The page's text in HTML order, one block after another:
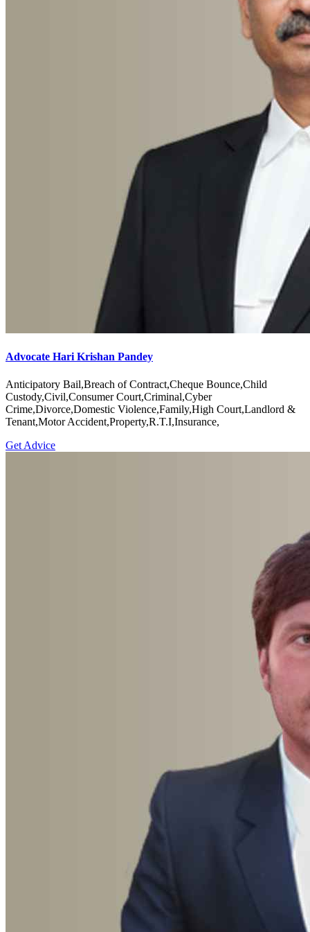
Advocate Hari Krishan Pandey
Anticipatory Bail,Breach of Contract,Cheque Bounce,Child
Custody,Civil,Consumer Court,Criminal,Cyber
Crime,Divorce,Domestic Violence,Family,High Court,Landlord &
Tenant,Motor Accident,Property,R.T.I,Insurance,
Get Advice